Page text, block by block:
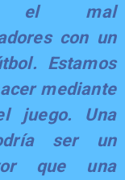
el mal
con un
Estamos
mediante
juego. Una
ser un
que una